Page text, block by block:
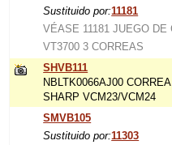
Sustituido por:11181
VÉASE 11181 JUEGO DE
VT3700 3 CORREAS
SHVB111
NBLTK0066AJ00
SHARP VCM23/VCM24
SMVB105
Sustituido por:11303